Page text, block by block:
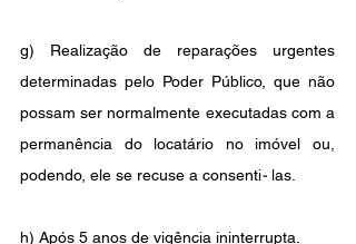
g) Realização de reparações urgentes
determinadas pelo Poder Público, que não
possam ser normalmente executadas com a
permanência do locatário no imóvel ou,
podendo, ele se recuse a consenti- las.
h) Após 5 anos de vigência ininterrupta.